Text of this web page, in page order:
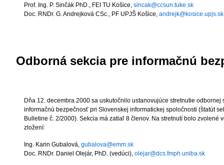
Prof. Ing. P. Sinčák PhD., FEI TU Košice, sincak@ccsun.tuke.sk
Doc. RNDr. G. Andrejková CSc., PF UPJŠ Košice, andrejk@kosice.upjs.sk
Odborná sekcia pre informačnú
Dňa 12. decembra 2000 sa uskutočnilo ustanovujúce stretnutie odbornej
informačnú bezpečnosť pri Slovenskej informatickej spoločnosti (štatút
Bulletine č. 2/2000). Sekcia má zatiaľ 8 členov. Na stretnutí bolo zvolené
zložení:
Ing. Karin Gubalová, gubalova@emm.sk
Doc. RNDr. Daniel Olejár, PhD. (vedúci), olejar@dcs.fmph.uniba.sk